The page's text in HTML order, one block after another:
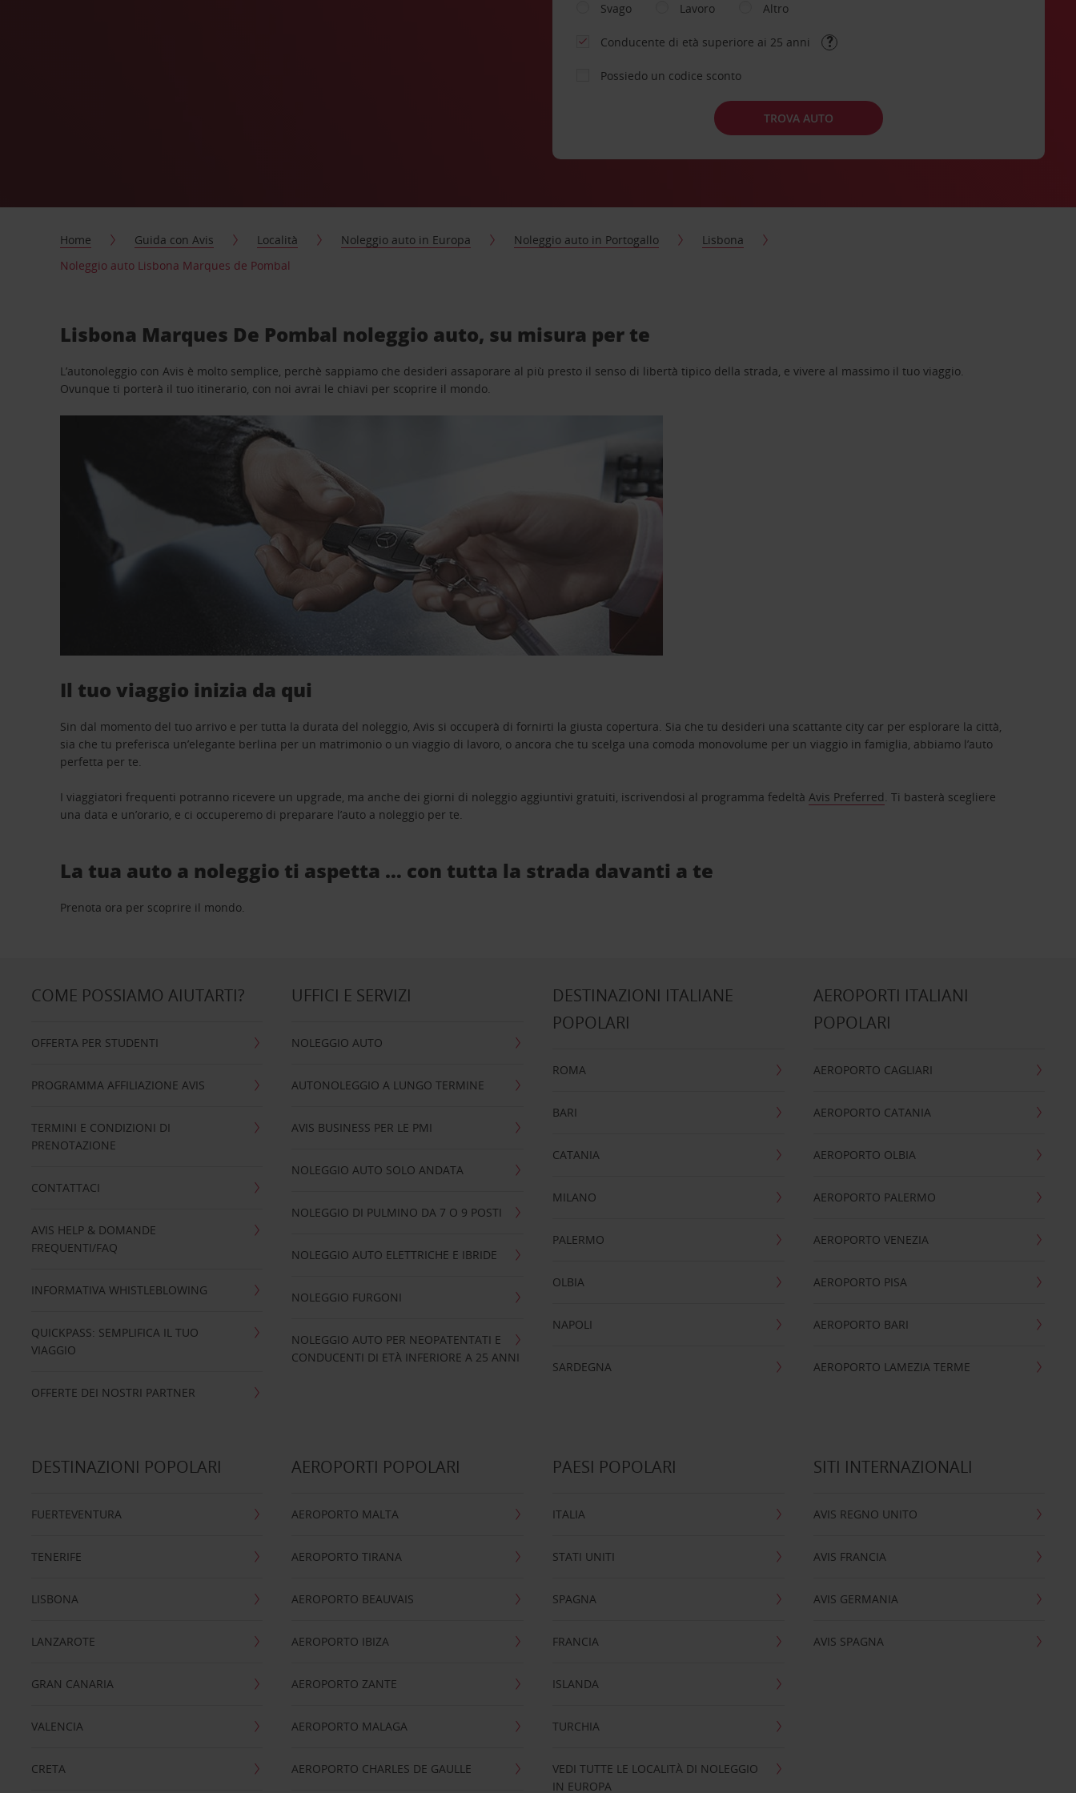
Svago
Lavoro Altro
Conducente di età superiore ai 25 anni
Possiedo un codice sconto
TROVA AUTO
Home Guida con Avis Località Noleggio auto in Europa Noleggio auto in Portogallo
Lisbona
Noleggio auto Lisbona Marques de Pombal
Lisbona Marques De Pombal noleggio auto, su misura per te
L’autonoleggio con Avis è molto semplice, perchè sappiamo che desideri assaporare al più presto il senso di libertà tipico della strada, e vivere al massimo il tuo viaggio.
Ovunque ti porterà il tuo itinerario, con noi avrai le chiavi per scoprire il mondo.
Il tuo viaggio inizia da qui
Sin dal momento del tuo arrivo e per tutta la durata del noleggio, Avis si occuperà di fornirti la giusta copertura. Sia che tu desideri una scattante city car per esplorare la città,
sia che tu preferisca un’elegante berlina per un matrimonio o un viaggio di lavoro, o ancora che tu scelga una comoda monovolume per un viaggio in famiglia, abbiamo l’auto
perfetta per te.
I viaggiatori frequenti potranno ricevere un upgrade, ma anche dei giorni di noleggio aggiuntivi gratuiti, iscrivendosi al programma fedeltàAvis Preferred. Ti basterà scegliere
una data e un’orario, e ci occuperemo di preparare l’auto a noleggio per te.
La tua auto a noleggio ti aspetta … con tutta la strada davanti a te
Prenota ora per scoprire il mondo.
COME POSSIAMO AIUTARTI?
OFFERTA PER STUDENTI
PROGRAMMA AFFILIAZIONE AVIS
TERMINI E CONDIZIONI DI
PRENOTAZIONE
CONTATTACI
AVIS HELP & DOMANDE
FREQUENTI/FAQ
INFORMATIVA WHISTLEBLOWING
QUICKPASS: SEMPLIFICA IL TUO
VIAGGIO
OFFERTE DEI NOSTRI PARTNER
UFFICI E SERVIZI
NOLEGGIO AUTO
AUTONOLEGGIO A LUNGO TERMINE
AVIS BUSINESS PER LE PMI
NOLEGGIO AUTO SOLO ANDATA
NOLEGGIO DI PULMINO DA 7 O 9 POSTI
NOLEGGIO AUTO ELETTRICHE E IBRIDE
NOLEGGIO FURGONI
NOLEGGIO AUTO PER NEOPATENTATI E
CONDUCENTI DI ETÀ INFERIORE A 25 ANNI
DESTINAZIONI ITALIANE
POPOLARI
ROMA
BARI
CATANIA
MILANO
PALERMO
OLBIA
NAPOLI
SARDEGNA
AEROPORTI ITALIANI
POPOLARI
AEROPORTO CAGLIARI
AEROPORTO CATANIA
AEROPORTO OLBIA
AEROPORTO PALERMO
AEROPORTO VENEZIA
AEROPORTO PISA
AEROPORTO BARI
AEROPORTO LAMEZIA TERME
DESTINAZIONI POPOLARI
FUERTEVENTURA
TENERIFE
LISBONA
LANZAROTE
GRAN CANARIA
VALENCIA
CRETA
AEROPORTI POPOLARI
AEROPORTO MALTA
AEROPORTO TIRANA
AEROPORTO BEAUVAIS
AEROPORTO IBIZA
AEROPORTO ZANTE
AEROPORTO MALAGA
AEROPORTO CHARLES DE GAULLE
PAESI POPOLARI
ITALIA
STATI UNITI
SPAGNA
FRANCIA
ISLANDA
TURCHIA
VEDI TUTTE LE LOCALITÀ DI NOLEGGIO
IN EUROPA
SITI INTERNAZIONALI
AVIS REGNO UNITO
AVIS FRANCIA
AVIS GERMANIA
AVIS SPAGNA